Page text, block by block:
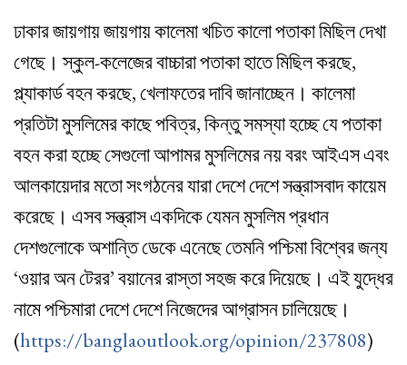
ঢাকার জায়গায় জায়গায় কালেমা খচিত কালো পতাকা মিছিল দেখা
গেছে। স্কুল-কলেজের বাচ্চারা পতাকা হাতে মিছিল করছে,
প্ল্যাকার্ড বহন করছে, খেলাফতের দাবি জানাচ্ছেন। কালেমা
প্রতিটা মুসলিমের কাছে পবিত্র, কিন্তু সমস্যা হচ্ছে যে পতাকা
বহন করা হচ্ছে সেগুলো আপামর মুসলিমের নয় বরং আইএস এবং
আলকায়েদার মতো সংগঠনের যারা দেশে দেশে সন্ত্রাসবাদ কায়েম
করেছে। এসব সন্ত্রাস একদিকে যেমন মুসলিম প্রধান
দেশগুলোকে অশান্তি ডেকে এনেছে তেমনি পশ্চিমা বিশ্বের জন্য
‘ওয়ার অন টেরর’ বয়ানের রাস্তা সহজ করে দিয়েছে। এই যুদ্ধের
নামে পশ্চিমারা দেশে দেশে নিজেদের আগ্রাসন চালিয়েছে।
(https://banglaoutlook.org/opinion/237808)